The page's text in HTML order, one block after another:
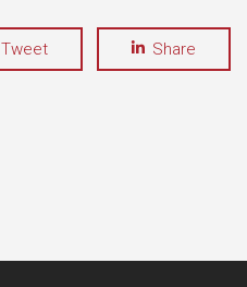
Tweet Share